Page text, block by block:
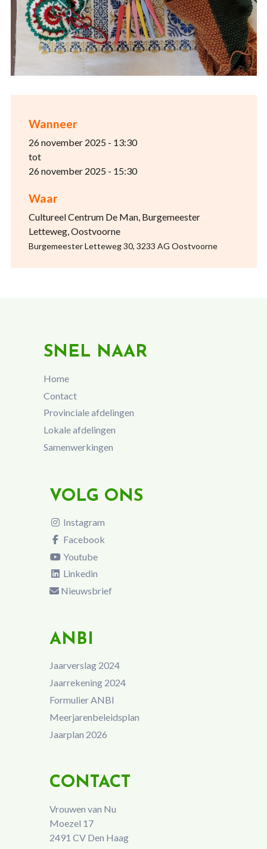
Wanneer
26 november 2025 - 13:30
tot
26 november 2025 - 15:30
Waar
Cultureel Centrum De Man, Burgemeester
Letteweg, Oostvoorne
Burgemeester Letteweg 30, 3233 AG Oostvoorne
SNEL NAAR
Home
Contact
Provinciale afdelingen
Lokale afdelingen
Samenwerkingen
VOLG ONS
Instagram
Facebook
Youtube
Linkedin
Nieuwsbrief
ANBI
Jaarverslag 2024
Jaarrekening 2024
Formulier ANBI
Meerjarenbeleidsplan
Jaarplan 2026
CONTACT
Vrouwen van Nu
Moezel 17
2491 CV Den Haag